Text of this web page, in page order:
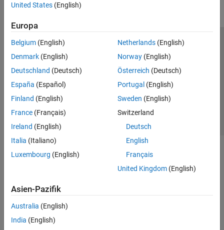
United States (English)
Europa
Belgium (English)
Denmark (English)
Deutschland (Deutsch)
España (Español)
Finland (English)
France (Français)
Ireland (English)
Italia (Italiano)
Luxembourg (English)
Netherlands(English)
Norway(English)
Österreich (Deutsch)
Portugal (English)
Sweden (English)
Switzerland
Deutsch
English
Français
United Kingdom(English)
Asien-Pazifik
Australia (English)
India (English)
Trust Center
Datenschutz-Richtlinien
Datendiebstahl verhindern
Status von Anwendungen
© 1994-2026 The MathWorks, Inc.
Website auswählen
Deutschland